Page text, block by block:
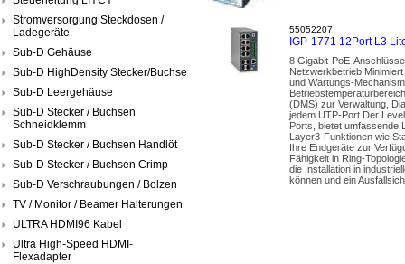
Stromversorgung Steckdosen /
Ladegeräte
Sub-D Gehäuse
Sub-D HighDensity Stecker/Buchse
Sub-D Leergehäuse
Sub-D Stecker / Buchsen
Schneidklemm
Sub-D Stecker / Buchsen Handlöt
Sub-D Stecker / Buchsen Crimp
Sub-D Verschraubungen / Bolzen
TV / Monitor / Beamer Halterungen
ULTRA HDMI96 Kabel
Ultra High-Speed HDMI-
Flexadapter
55052207
IGP-1771 12Port L3
8 Gigabit-PoE-
Netzwerkbetrieb
und Wartungs-
(DMS) zur Verwaltung,
jedem UTP-Port Der
Ports, bietet umfassende
Layer3-Funktionen wie
Ihre Endgeräte zur
Fähigkeit in Ring-
die Installation in
können und ein